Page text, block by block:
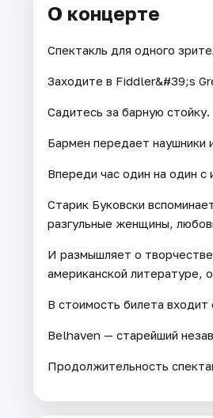
О концерте
Спектакль для одного
Заходите в Fiddler&#39;s
Садитесь за барную стойку.
Бармен передает наушники
Впереди час один на один с
Старик Буковски
разгульные женщины,
И размышляет о
американской литературе,
В стоимость билета входит
Belhaven — старейший
Продолжительность